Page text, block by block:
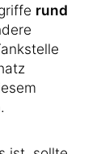
rund